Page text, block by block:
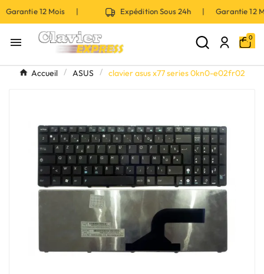
12 Mois | Expédition Sous 24h | Garantie 12
 0
Accueil ASUS clavier asus x77 series 0kn0-e02fr02